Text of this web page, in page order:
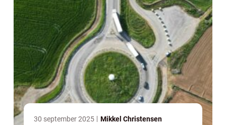
30 september 2025 Mikkel Christensen